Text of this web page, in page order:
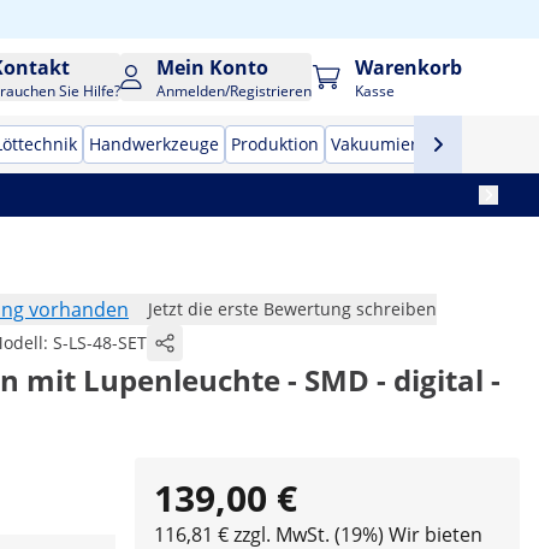
Sie Hilfe?
Mein Konto
Anmelden/Registrieren
Warenkorb
Kasse
Handwerkzeuge Produktion Vakuumierer
vorhanden
Jetzt die erste Bewertung schreiben
S-LS-48-SET
mit Lupenleuchte - SMD - digital -
139,00 €
116,81 € zzgl. MwSt. (19%) Wir bieten